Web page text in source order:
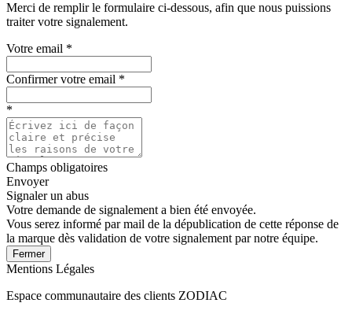
Merci de remplir le formulaire ci-dessous, afin que nous puissions
traiter votre signalement.
Votre email *
Confirmer votre email *
*
Champs obligatoires
Envoyer
Signaler un abus
Votre demande de signalement a bien été envoyée.
Vous serez informé par mail de la dépublication de cette réponse de
la marque dès validation de votre signalement par notre équipe.
Fermer
Mentions Légales
Espace communautaire des clients ZODIAC